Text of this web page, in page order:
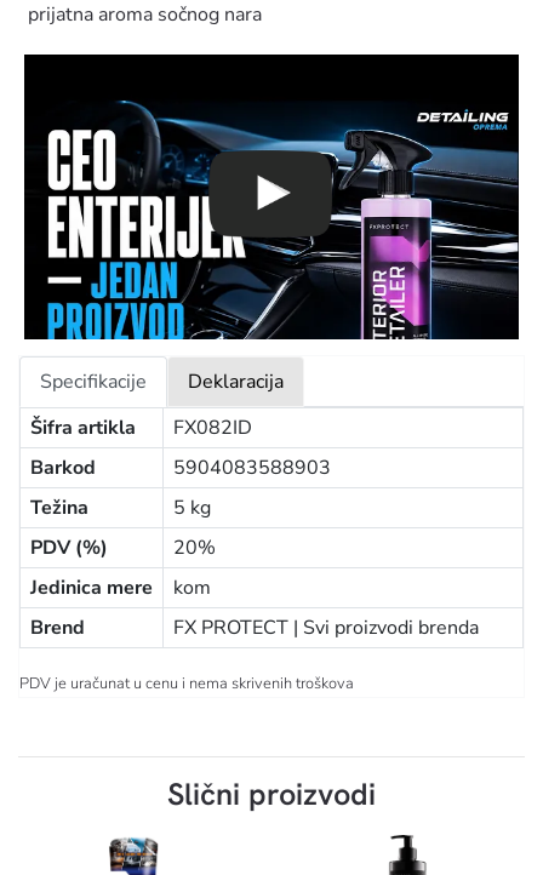
prijatna aroma sočnog nara
Specifikacije
Deklaracija
Šifra artikla
FX082ID
Barkod
5904083588903
Težina
5 kg
PDV (%)
20%
Jedinica mere
kom
Brend
FX PROTECT | Svi proizvodi brenda
PDV je uračunat u cenu i nema skrivenih troškova
Slični proizvodi